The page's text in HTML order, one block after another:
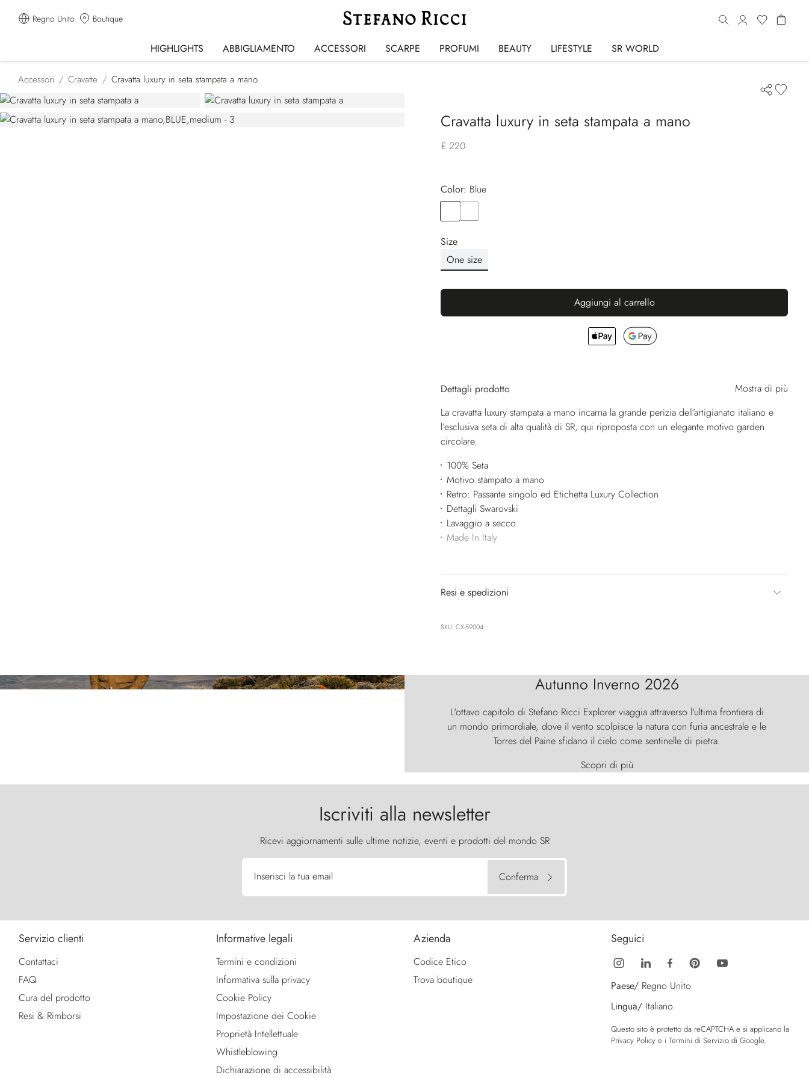
Regno Unito Boutique
HIGHLIGHTS ABBIGLIAMENTO ACCESSORI SCARPE PROFUMI BEAUTY LIFESTYLE SR WORLD
Accessori Cravatte Cravatta luxury in seta stampata a mano
Cravatta luxury in seta stampata a mano
£ 220
Color:
blue
Size
One size
Aggiungi al carrello
Dettagli prodotto
Mostra di più
La cravatta luxury stampata a mano incarna la grande perizia dell’artigianato italiano e
l’esclusiva seta di alta qualità di SR, qui riproposta con un elegante motivo garden
circolare.
100% Seta
Motivo stampato a mano
Retro: Passante singolo ed Etichetta Luxury Collection
Dettagli Swarovski
Lavaggio a secco
Made In Italy
Resi e spedizioni
SKU: CX-59004
Autunno Inverno 2026
L'ottavo capitolo di Stefano Ricci Explorer viaggia attraverso l'ultima frontiera di
un mondo primordiale, dove il vento scolpisce la natura con furia ancestrale e le
Torres del Paine sfidano il cielo come sentinelle di pietra.
Scopri di più
Iscriviti alla newsletter
Ricevi aggiornamenti sulle ultime notizie, eventi e prodotti del mondo SR
Inserisci la tua email Conferma
Servizio clienti
Contattaci
FAQ
Cura del prodotto
Resi & Rimborsi
Informative legali
Termini e condizioni
Informativa sulla privacy
Cookie Policy
Impostazione dei Cookie
Proprietà Intellettuale
Whistleblowing
Dichiarazione di accessibilità
Azienda
Codice Etico
Trova boutique
Seguici
Paese/ Regno Unito
Lingua/ Italiano
Questo sito è protetto da reCAPTCHA e si applicano la
Privacy Policy e i Termini di Servizio di Google.